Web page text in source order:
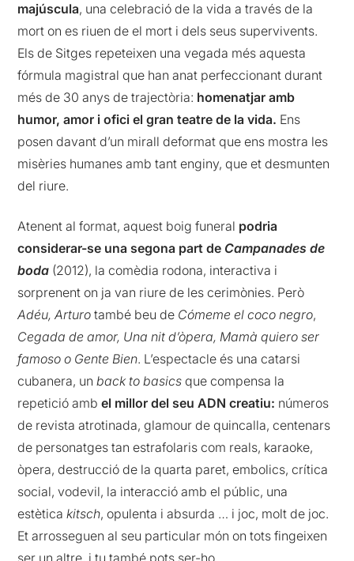
majúscula, una celebració de la vida a través de la
mort on es riuen de el mort i dels seus supervivents.
Els de Sitges repeteixen una vegada més aquesta
fórmula magistral que han anat perfeccionant durant
més de 30 anys de trajectòria: homenatjar amb
humor, amor i ofici el gran teatre de la vida. Ens
posen davant d’un mirall deformat que ens mostra les
misèries humanes amb tant enginy, que et desmunten
del riure.
Atenent al format, aquest boig funeral podria
considerar-se una segona part de Campanades de
boda (2012), la comèdia rodona, interactiva i
sorprenent on ja van riure de les cerimònies. Però
Adéu, Arturo també beu de Cómeme el coco negro,
Cegada de amor, Una nit d’òpera, Mamà quiero ser
famoso o Gente Bien. L’espectacle és una catarsi
cubanera, un back to basics que compensa la
repetició ambel millor del seu ADN creatiu: números
de revista atrotinada, glamour de quincalla, centenars
de personatges tan estrafolaris com reals, karaoke,
òpera, destrucció de la quarta paret, embolics, crítica
social, vodevil, la interacció amb el públic, una
estèticakitsch, opulenta i absurda … i joc, molt de joc.
Et arrosseguen al seu particular món on tots fingeixen
ser un altre, i tu també pots ser-ho.